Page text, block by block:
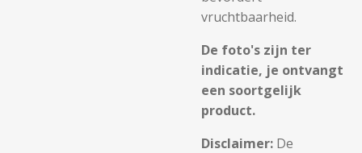
vruchtbaarheid.
De foto's zijn ter
indicatie, je ontvangt
een soortgelijk
product.
Disclaimer: De